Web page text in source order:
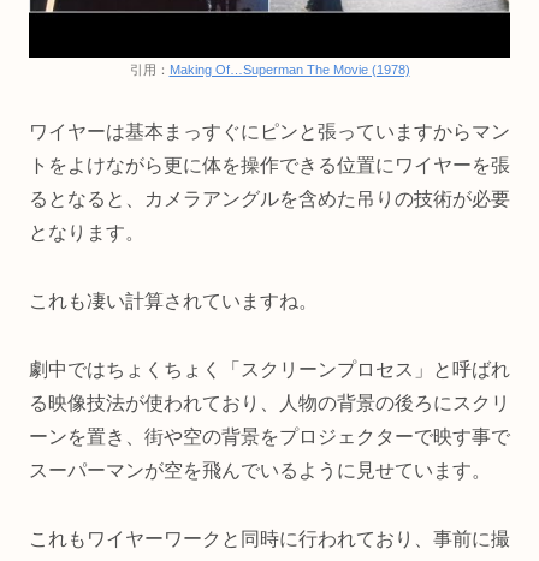
引用： Making Of…Superman The Movie (1978)
ワイヤーは基本まっすぐにピンと張っていますからマン
トをよけながら更に体を操作できる位置にワイヤーを張
るとなると、カメラアングルを含めた吊りの技術が必要
となります。
これも凄い計算されていますね。
劇中ではちょくちょく「スクリーンプロセス」と呼ばれ
る映像技法が使われており、人物の背景の後ろにスクリ
ーンを置き、街や空の背景をプロジェクターで映す事で
スーパーマンが空を飛んでいるように見せています。
これもワイヤーワークと同時に行われており、事前に撮